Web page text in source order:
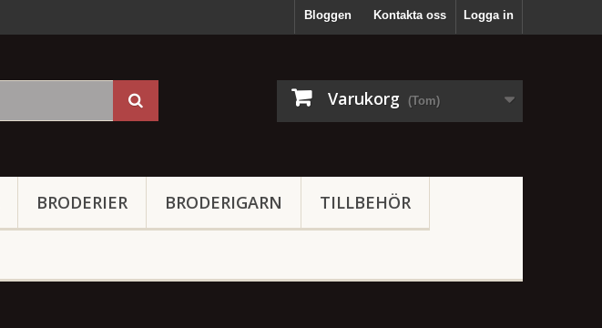
Logga in
Bloggen Kontakta oss
Varukorg (Tom)
BRODERIER BRODERIGARN TILLBEHÖR